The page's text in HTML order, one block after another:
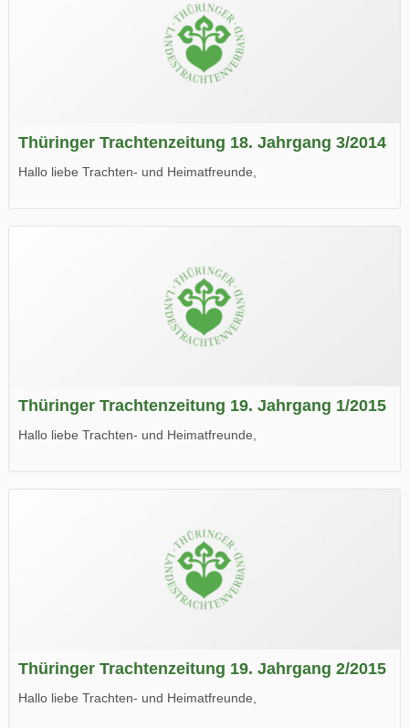
Thüringer Trachtenzeitung 18. Jahrgang 3/2014
Hallo liebe Trachten- und Heimatfreunde,
Wir wünschen Euch viel Spaß beim Lesen.
Thüringer Trachtenzeitung 19. Jahrgang 1/2015
Hallo liebe Trachten- und Heimatfreunde,
Wir wünschen Euch viel Spaß beim Lesen.
Thüringer Trachtenzeitung 19. Jahrgang 2/2015
Hallo liebe Trachten- und Heimatfreunde,